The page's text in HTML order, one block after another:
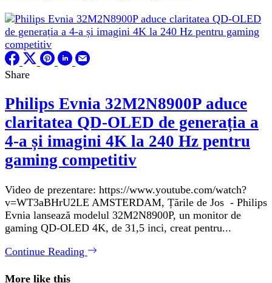
Share
Philips Evnia 32M2N8900P aduce
claritatea QD-OLED de generația a
4-a și imagini 4K la 240 Hz pentru
gaming competitiv
Video de prezentare: https://www.youtube.com/watch?
v=WT3aBHrU2LE AMSTERDAM, Țările de Jos - Philips
Evnia lansează modelul 32M2N8900P, un monitor de
gaming QD-OLED 4K, de 31,5 inci, creat pentru...
Continue Reading
More like this